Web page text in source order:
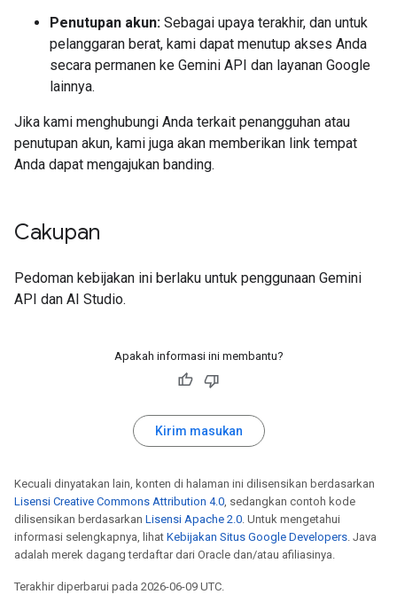
Penutupan akun: Sebagai upaya terakhir, dan untuk
pelanggaran berat, kami dapat menutup akses Anda
secara permanen ke Gemini API dan layanan Google
lainnya.
Jika kami menghubungi Anda terkait penangguhan atau
penutupan akun, kami juga akan memberikan link tempat
Anda dapat mengajukan banding.
Cakupan
Pedoman kebijakan ini berlaku untuk penggunaan Gemini
API dan AI Studio.
Apakah informasi ini membantu?
Kirim masukan
Kecuali dinyatakan lain, konten di halaman ini dilisensikan berdasarkan
Lisensi Creative Commons Attribution 4.0, sedangkan contoh kode
dilisensikan berdasarkan Lisensi Apache 2.0. Untuk mengetahui
informasi selengkapnya, lihat Kebijakan Situs Google Developers. Java
adalah merek dagang terdaftar dari Oracle dan/atau afiliasinya.
Terakhir diperbarui pada 2026-06-09 UTC.